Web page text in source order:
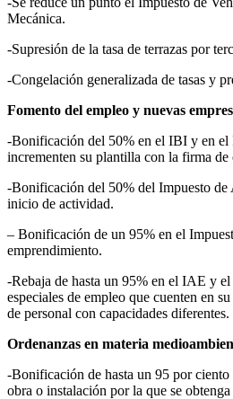
Mecánica.
-Supresión de la tasa de terrazas por
-Congelación generalizada de tasas y
Fomento del empleo y nuevas
-Bonificación del 50% en el IBI y en el
incrementen su plantilla con la firma
-Bonificación del 50% del Impuesto de
inicio de actividad.
– Bonificación de un 95% en el
emprendimiento.
-Rebaja de hasta un 95% en el IAE y
especiales de empleo que cuenten en
de personal con capacidades diferentes.
Ordenanzas en materia
-Bonificación de hasta un 95 por
obra o instalación por la que se